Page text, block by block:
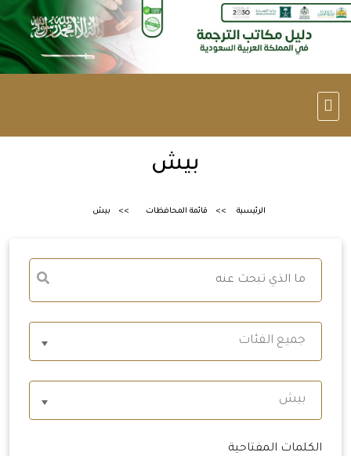
بيش
الرئيسية قائمة المحافظات بيش
جميع الفئات
بيش
الكلمات المفتاحية